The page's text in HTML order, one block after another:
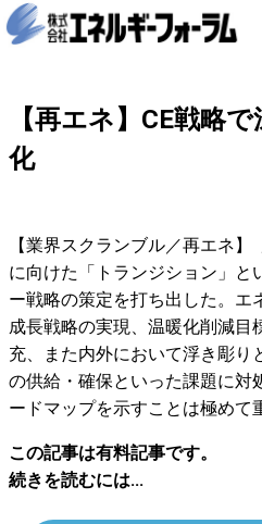
【再エネ】CE戦略
化
【業界スクランブル／再エネ
に向けた「トランジション」と
ー戦略の策定を打ち出した。エ
成長戦略の実現、温暖化削減目
充、また内外において浮き彫り
の供給・確保といった課題に対
ードマップを示すことは極めて
この記事は有料記事です。
続きを読むには...